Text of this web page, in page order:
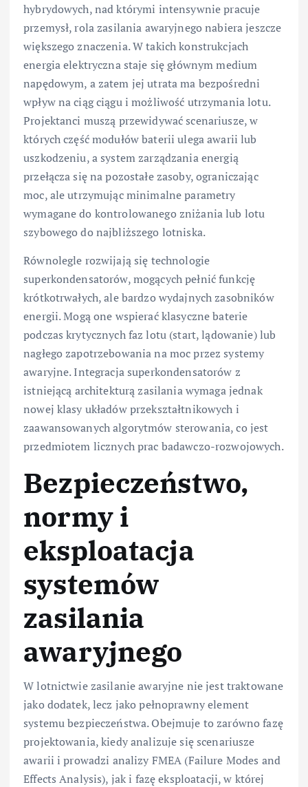
hybrydowych, nad którymi intensywnie pracuje
przemysł, rola zasilania awaryjnego nabiera jeszcze
większego znaczenia. W takich konstrukcjach
energia elektryczna staje się głównym medium
napędowym, a zatem jej utrata ma bezpośredni
wpływ na ciąg ciągu i możliwość utrzymania lotu.
Projektanci muszą przewidywać scenariusze, w
których część modułów baterii ulega awarii lub
uszkodzeniu, a system zarządzania energią
przełącza się na pozostałe zasoby, ograniczając
moc, ale utrzymując minimalne parametry
wymagane do kontrolowanego zniżania lub lotu
szybowego do najbliższego lotniska.
Równolegle rozwijają się technologie
superkondensatorów, mogących pełnić funkcję
krótkotrwałych, ale bardzo wydajnych zasobników
energii. Mogą one wspierać klasyczne baterie
podczas krytycznych faz lotu (start, lądowanie) lub
nagłego zapotrzebowania na moc przez systemy
awaryjne. Integracja superkondensatorów z
istniejącą architekturą zasilania wymaga jednak
nowej klasy układów przekształtnikowych i
zaawansowanych algorytmów sterowania, co jest
przedmiotem licznych prac badawczo-rozwojowych.
Bezpieczeństwo,
normy i
eksploatacja
systemów
zasilania
awaryjnego
W lotnictwie zasilanie awaryjne nie jest traktowane
jako dodatek, lecz jako pełnoprawny element
systemu bezpieczeństwa. Obejmuje to zarówno fazę
projektowania, kiedy analizuje się scenariusze
awarii i prowadzi analizy FMEA (Failure Modes and
Effects Analysis), jak i fazę eksploatacji, w której